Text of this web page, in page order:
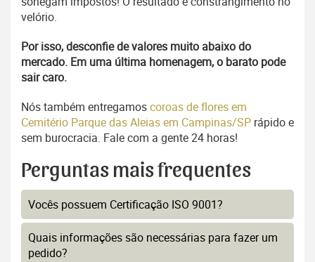
velório.
Por isso, desconfie de valores muito abaixo do
mercado. Em uma última homenagem, o barato pode
sair caro.
Nós também entregamoscoroas de flores em
Cemitério Parque das Aleias em Campinas/SP rápido e
sem burocracia. Fale com a gente 24 horas!
Perguntas mais frequentes
Vocês possuem Certificação ISO 9001?
Quais informações são necessárias para fazer um
pedido?